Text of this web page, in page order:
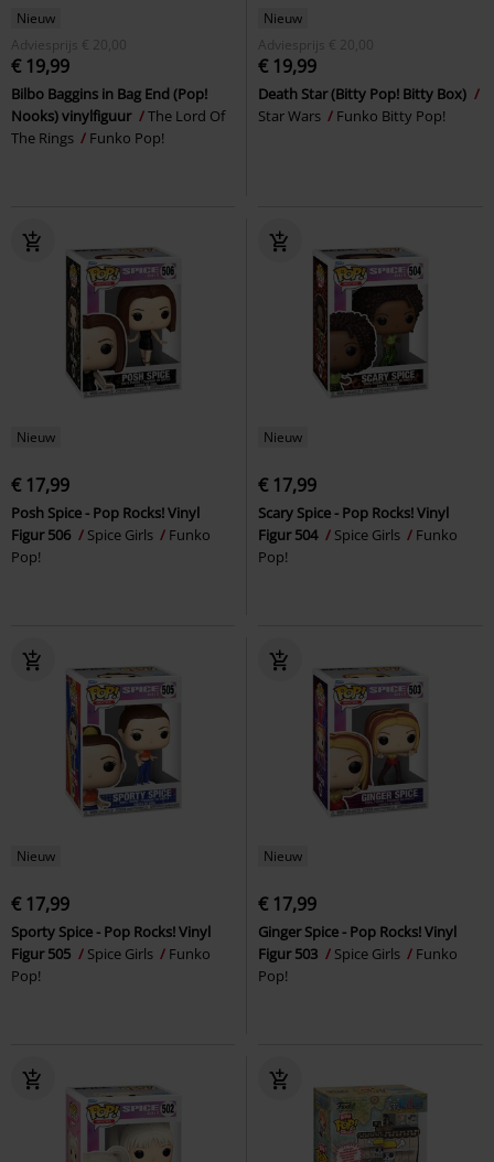
Nieuw
Adviesprijs
€ 20,00
€ 19,99
Bilbo Baggins in Bag End (Pop!
Nooks) vinylfiguur
The Lord Of
The Rings
Funko Pop!
Nieuw
Adviesprijs
€ 20,00
€ 19,99
Death Star (Bitty Pop! Bitty Box)
Star Wars
Funko Bitty Pop!
Nieuw
€ 17,99
Posh Spice - Pop Rocks! Vinyl
Figur 506
Spice Girls
Funko
Pop!
Nieuw
€ 17,99
Scary Spice - Pop Rocks! Vinyl
Figur 504
Spice Girls
Funko
Pop!
Nieuw
€ 17,99
Sporty Spice - Pop Rocks! Vinyl
Figur 505
Spice Girls
Funko
Pop!
Nieuw
€ 17,99
Ginger Spice - Pop Rocks! Vinyl
Figur 503
Spice Girls
Funko
Pop!